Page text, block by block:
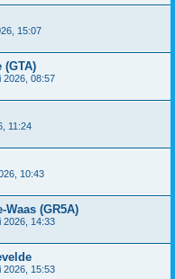
15:07
(GTA)
2026, 08:57
11:24
10:43
Waas (GR5A)
2026, 14:33
2026, 15:53